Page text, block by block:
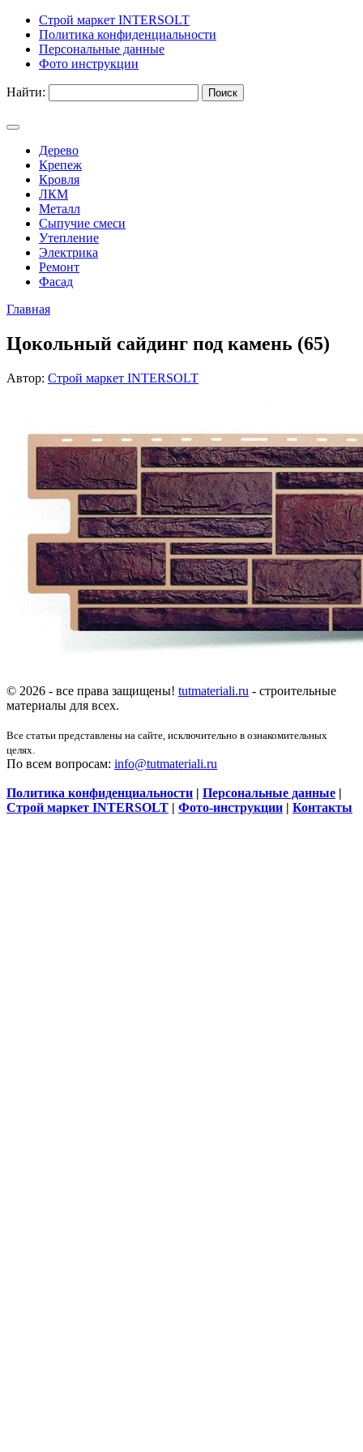
Строй маркет INTERSOLT
Политика конфиденциальности
Персональные данные
Фото инструкции
Найти:
Дерево
Крепеж
Кровля
ЛКМ
Металл
Сыпучие смеси
Утепление
Электрика
Ремонт
Фасад
Главная
Цокольный сайдинг под камень (65)
Автор: Строй маркет INTERSOLT
© 2026 - все права защищены! tutmateriali.ru - строительные
материалы для всех.
Все статьи представлены на сайте, исключительно в ознакомительных
целях.
По всем вопросам: info@tutmateriali.ru
Политика конфиденциальности | Персональные данные |
Строй маркет INTERSOLT | Фото-инструкции | Контакты